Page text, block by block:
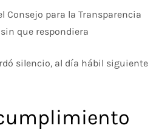
Consejo para la Transparencia
que respondiera
silencio, al día hábil siguiente